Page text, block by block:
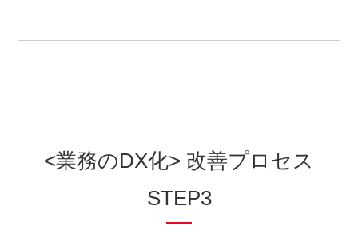
<業務のDX化> 改善プロセス
STEP3